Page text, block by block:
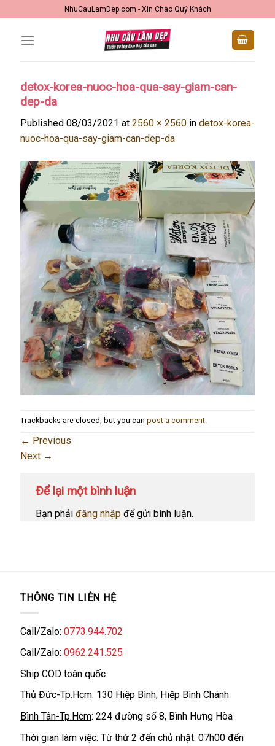
to
content
NhuCauLamDep.com - Xin Chào Quý Khách
detox-korea-nuoc-hoa-qua-say-giam-can-
dep-da
Published 08/03/2021 at 2560 × 2560in detox-korea-
nuoc-hoa-qua-say-giam-can-dep-da
Trackbacks are closed, but you can post a comment.
← Previous
Next →
Để lại một bình luận
Bạn phải đăng nhậpđể gửi bình luận.
THÔNG TIN LIÊN HỆ
Call/Zalo: 0773.944.702
Call/Zalo: 0962.241.525
Ship COD toàn quốc
Thủ Đức-Tp.Hcm: 130 Hiệp Bình, Hiệp Bình Chánh
Bình Tân-Tp.Hcm: 224 đường số 8, Bình Hưng Hòa
Thời gian làm việc: Từ thứ 2 đến chủ nhật: 07h00 đến